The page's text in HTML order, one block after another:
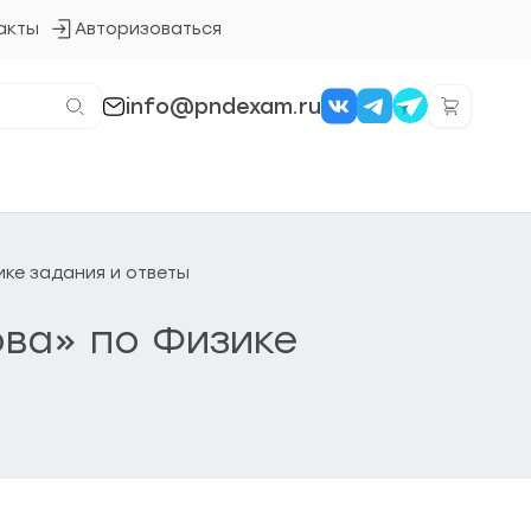
Авторизоваться
Кнопка
info@pndexam.ru
задания и ответы
по Физике